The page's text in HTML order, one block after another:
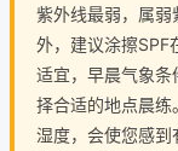
紫外线最弱，属弱
外，建议涂擦SPF
适宜，早晨气象
择合适的地点晨练
湿度，会使您感到